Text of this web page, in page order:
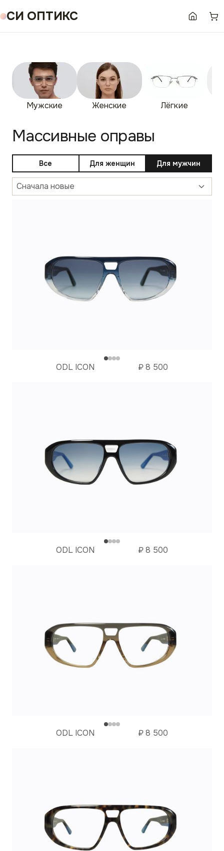
СИ ОПТИКС
Мужские Женские Лёгкие
Массивные оправы
Все Для женщин Для мужчин
Сначала новые
ODL ICON ₽8 500
ODL ICON ₽8 500
ODL ICON ₽8 500